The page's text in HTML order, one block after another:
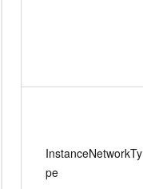
InstanceNetworkTy
pe